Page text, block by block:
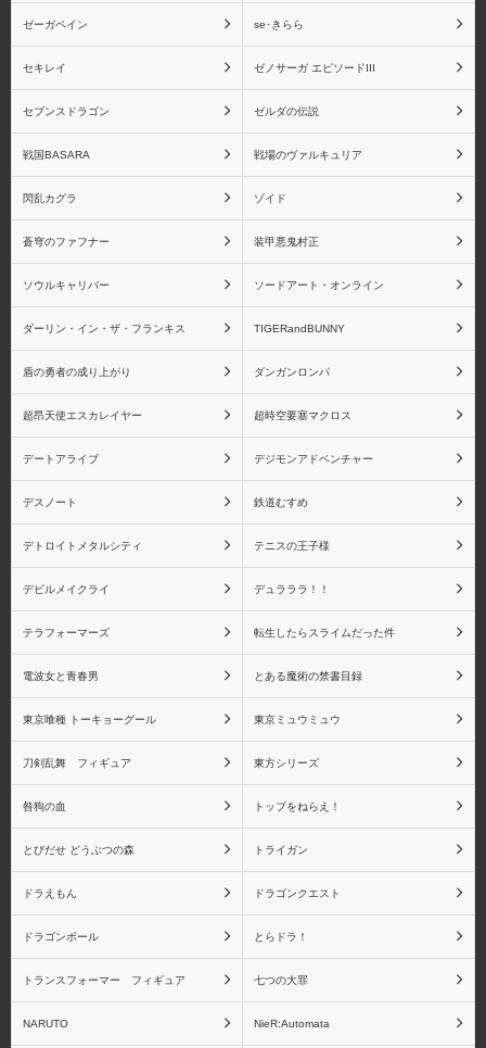
ペルソナ3 ペルソナ4
物語シリーズ 戦場ヶ原
ひたぎ
物語シリーズ 忍野忍
物語シリーズ 八九寺真
宵
物語シリーズ 阿良々木
月火
物語シリーズ 阿良々木
火憐
物語シリーズ 羽川翼
物語シリーズ 斧乃木余
物語シリーズ キスショ
ートアンダーブレード
物語シリーズ その他キ
ャラクター
NieR RepliCant Fateシリーズ
ゼーガペイン se･きらら
セキレイ ゼノサーガ エピソードIII
セブンスドラゴン ゼルダの伝説
戦国BASARA 戦場のヴァルキュリア
閃乱カグラ ゾイド
蒼穹のファフナー 装甲悪鬼村正
ソウルキャリバー ソードアート・オンライン
ダーリン・イン・ザ・フランキス TIGERandBUNNY
盾の勇者の成り上がり ダンガンロンパ
超昂天使エスカレイヤー 超時空要塞マクロス
デートアライブ デジモンアドベンチャー
デスノート 鉄道むすめ
デトロイトメタルシティ テニスの王子様
デビルメイクライ デュラララ！！
テラフォーマーズ 転生したらスライムだった件
電波女と青春男 とある魔術の禁書目録
東京喰種 トーキョーグール 東京ミュウミュウ
刀剣乱舞 フィギュア 東方シリーズ
咎狗の血 トップをねらえ！
とびだせ どうぶつの森 トライガン
ドラえもん ドラゴンクエスト
ドラゴンボール とらドラ！
トランスフォーマー フィギュア 七つの大罪
NARUTO NieR:Automata